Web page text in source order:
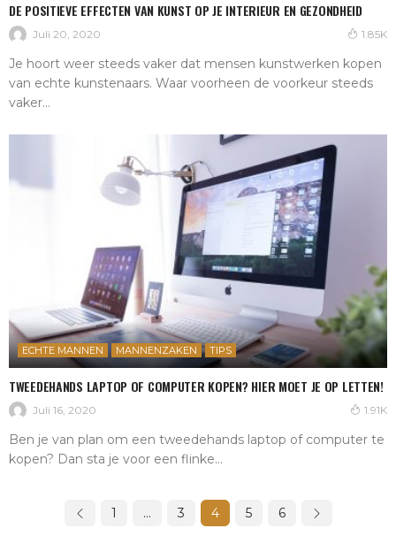
DE POSITIEVE EFFECTEN VAN KUNST OP JE INTERIEUR EN GEZONDHEID
Juli 20, 2020 1.85K
Je hoort weer steeds vaker dat mensen kunstwerken kopen
van echte kunstenaars. Waar voorheen de voorkeur steeds
vaker...
ECHTE MANNEN MANNENZAKEN TIPS
TWEEDEHANDS LAPTOP OF COMPUTER KOPEN? HIER MOET JE OP LETTEN!
Juli 16, 2020 1.91K
Ben je van plan om een tweedehands laptop of computer te
kopen? Dan sta je voor een flinke...
1 … 3 4 5 6